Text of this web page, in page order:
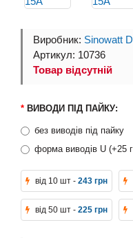
Виробник: Sinowatt
Артикул: 10736
Товар відсутній
ВИВОДИ ПІД ПАЙКУ:
без виводів під пайку
форма виводів U (+25
від 10 шт - 243 грн
від 50 шт - 225 грн